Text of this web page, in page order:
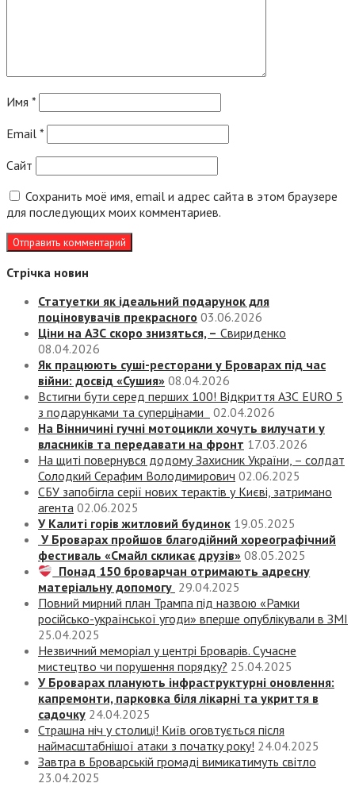
Имя *
Email *
Сайт
Сохранить моё имя, email и адрес сайта в этом браузере
для последующих моих комментариев.
Стрічка новин
Статуетки як ідеальний подарунок для
поціновувачів прекрасного 03.06.2026
Ціни на АЗС скоро знизяться, – Свириденко
08.04.2026
Як працюють суші-ресторани у Броварах під час
війни: досвід «Сушия» 08.04.2026
Встигни бути серед перших 100! Відкриття АЗС EURO 5
з подарунками та суперцінами
02.04.2026
На Вінничині гучні мотоцикли хочуть вилучати у
власників та передавати на фронт 17.03.2026
На щиті повернувся додому Захисник України, – солдат
Солодкий Серафим Володимирович 02.06.2025
СБУ запобігла серії нових терактів у Києві, затримано
агента 02.06.2025
У Калиті горів житловий будинок 19.05.2025
У Броварах пройшов благодійний хореографічний
фестиваль «Смайл скликає друзів» 08.05.2025
Понад 150 броварчан отримають адресну
матеріальну допомогу 29.04.2025
Повний мирний план Трампа під назвою «‎Рамки
російсько-української угоди» вперше опублікували в ЗМІ
25.04.2025
Незвичний меморіал у центрі Броварів. Сучасне
мистецтво чи порушення порядку? 25.04.2025
У Броварах планують інфраструктурні оновлення:
капремонти, парковка біля лікарні та укриття в
садочку 24.04.2025
Страшна ніч у столиці! Київ оговтується після
наймасштабнішої атаки з початку року! 24.04.2025
Завтра в Броварській громаді вимикатимуть світло
23.04.2025